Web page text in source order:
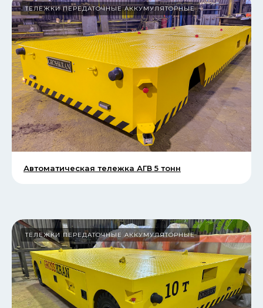
ТЕЛЕЖКИ ПЕРЕДАТОЧНЫЕ АККУМУЛЯТОРНЫЕ
Автоматическая тележка АГВ 5 тонн
ТЕЛЕЖКИ ПЕРЕДАТОЧНЫЕ АККУМУЛЯТОРНЫЕ